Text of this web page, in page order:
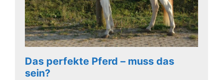
Das perfekte Pferd – muss das
sein?